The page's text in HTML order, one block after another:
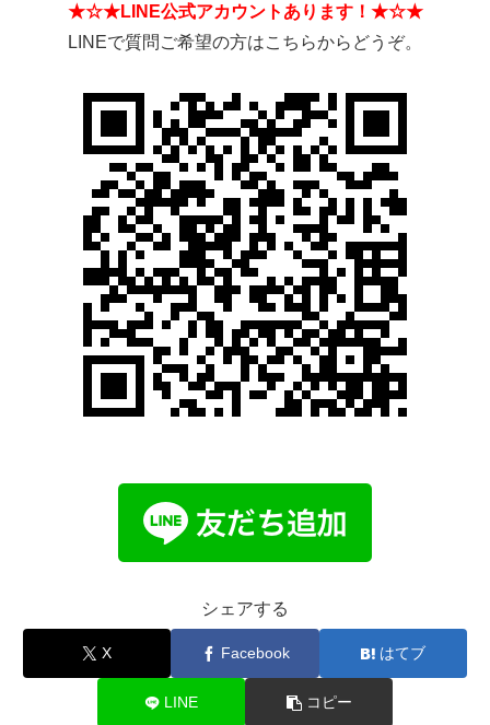
★☆★LINE公式アカウントあります！★☆★
LINEで質問ご希望の方はこちらからどうぞ。
シェアする
X Facebook はてブ
LINE コピー